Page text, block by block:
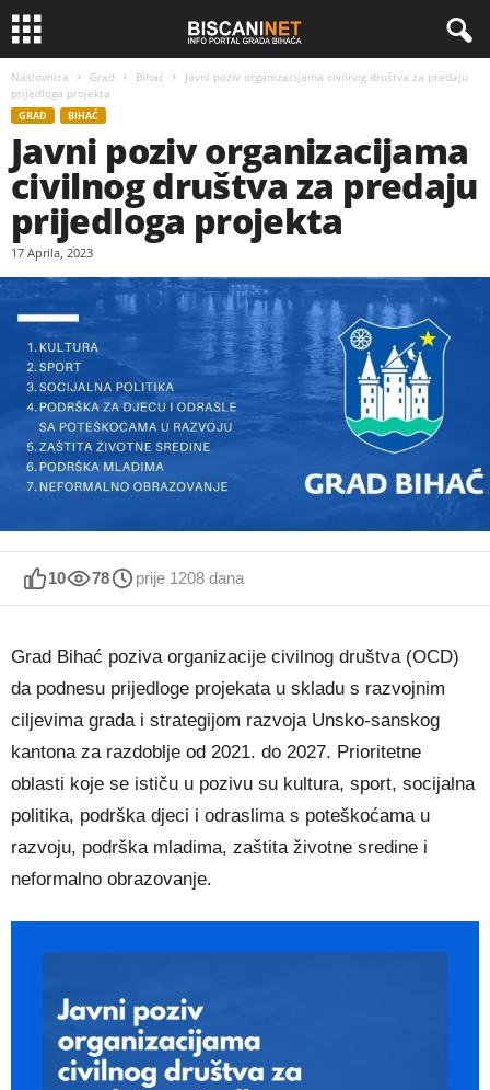
Naslovnica Grad Bihać
Javni poziv organizacijama civilnog društva za predaju
prijedloga projekta
GRAD BIHAĆ
Javni poziv organizacijama
civilnog društva za predaju
prijedloga projekta
17 Aprila, 2023
10 78 prije 1208 dana
Grad Bihać poziva organizacije civilnog društva (OCD)
da podnesu prijedloge projekata u skladu s razvojnim
ciljevima grada i strategijom razvoja Unsko-sanskog
kantona za razdoblje od 2021. do 2027. Prioritetne
oblasti koje se ističu u pozivu su kultura, sport, socijalna
politika, podrška djeci i odraslima s poteškoćama u
razvoju, podrška mladima, zaštita životne sredine i
neformalno obrazovanje.